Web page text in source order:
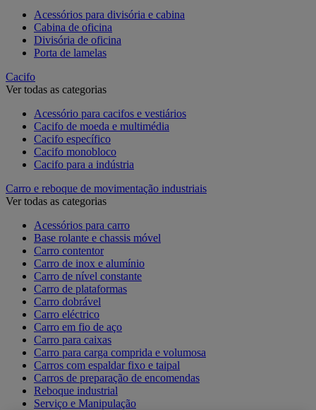
Acessórios para divisória e cabina
Cabina de oficina
Divisória de oficina
Porta de lamelas
Cacifo
Ver todas as categorias
Acessório para cacifos e vestiários
Cacifo de moeda e multimédia
Cacifo específico
Cacifo monobloco
Cacifo para a indústria
Carro e reboque de movimentação industriais
Ver todas as categorias
Acessórios para carro
Base rolante e chassis móvel
Carro contentor
Carro de inox e alumínio
Carro de nível constante
Carro de plataformas
Carro dobrável
Carro eléctrico
Carro em fio de aço
Carro para caixas
Carro para carga comprida e volumosa
Carros com espaldar fixo e taipal
Carros de preparação de encomendas
Reboque industrial
Serviço e Manipulação